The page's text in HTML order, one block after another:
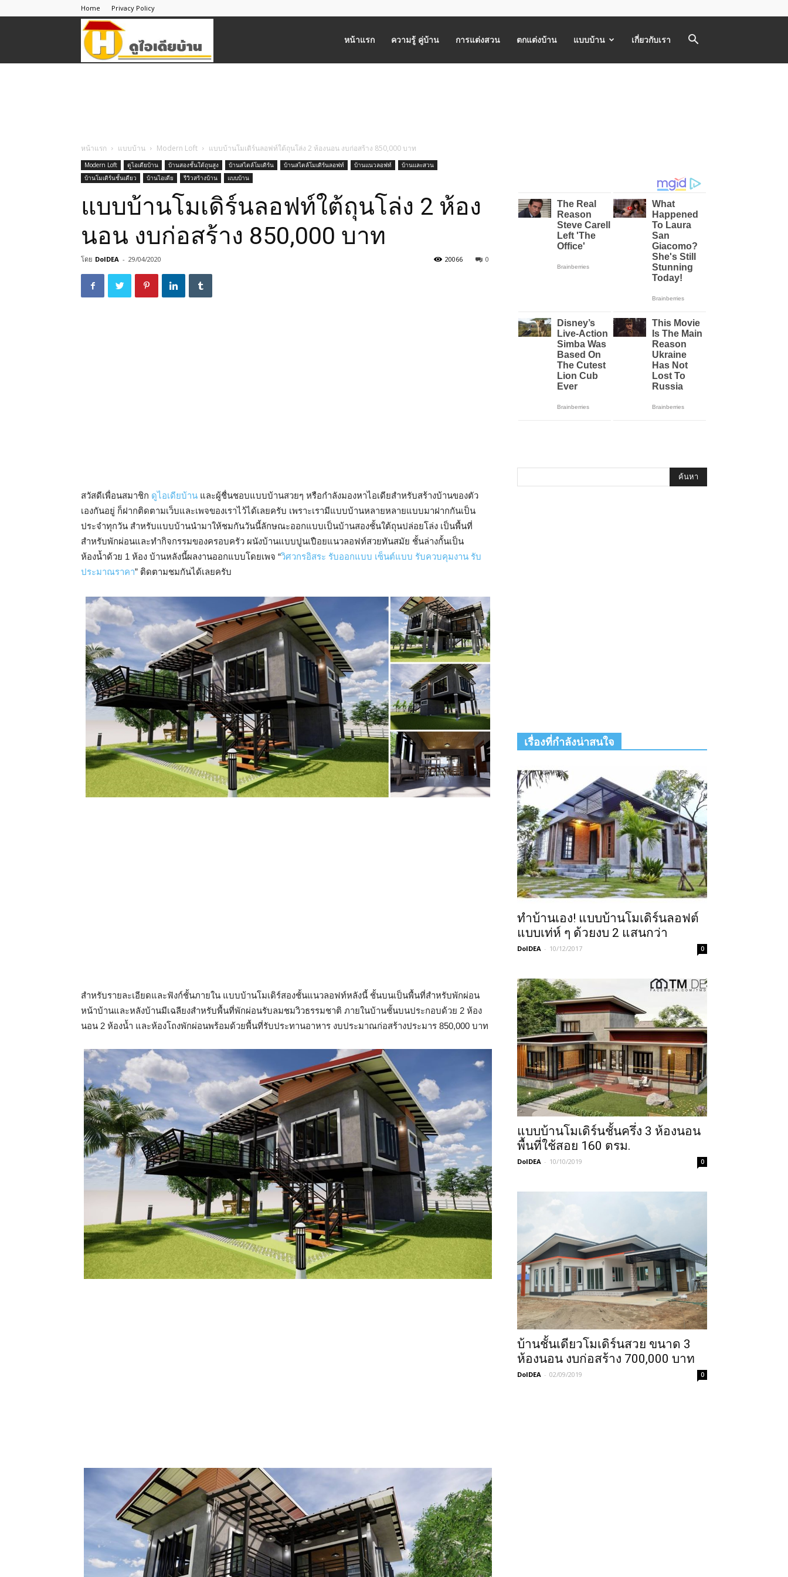
Home Privacy Policy
บ้าน
หน้าแรก ความรู้ คู่บ้าน การแต่งสวน ตกแต่งบ้าน แบบบ้าน เกี่ยวกับเรา
หน้าแรก แบบบ้าน Modern Loft แบบบ้านโมเดิร์นลอฟท์ใต้ถุนโล่ง 2 ห้องนอน งบก่อสร้าง 850,000 บาท
Modern Loft ดูไอเดียบ้าน บ้านสองชั้นใต้ถุนสูง บ้านสไตล์โมเดิร์น บ้านสไตล์โมเดิร์นลอฟท์ บ้านแนวลอฟท์
บ้านและสวน
บ้านโมเดิร์นชั้นเดียว
บ้านไอเดีย รีวิวสร้างบ้าน แบบบ้าน
แบบบ้านโมเดิร์นลอฟท์ใต้ถุนโล่ง 2 ห้อง
นอน งบก่อสร้าง 850,000 บาท
โดย DoIDEA - 29/04/2020 0
20066
สวัสดีเพื่อนสมาชิก ดูไอเดียบ้าน และผู้ชื่นชอบแบบบ้านสวยๆ หรือกำลังมองหาไอเดียสำหรับสร้างบ้านของตัว
เองกันอยู่ ก็ฝากติดตามเว็บและเพจของเราไว้ได้เลยครับ เพราะเรามีแบบบ้านหลายหลายแบบมาฝากกันเป็น
ประจำทุกวัน สำหรับแบบบ้านนำมาให้ชมกันวันนี้ลักษณะออกแบบเป็นบ้านสองชั้นใต้ถุนปล่อยโล่ง เป็นพื้นที่
สำหรับพักผ่อนและทำกิจกรรมของครอบครัว ผนังบ้านแบบปูนเปือยแนวลอฟท์สวยทันสมัย ชั้นล่างกั้นเป็น
ห้องน้ำด้วย 1 ห้อง บ้านหลังนี้ผลงานออกแบบโดยเพจ “วิศวกรอิสระ รับออกแบบ เซ็นต์แบบ รับควบคุมงาน รับ
ประมาณราคา” ติดตามชมกันได้เลยครับ
สำหรับรายละเอียดและฟังก์ชั้นภายใน แบบบ้านโมเดิร์สองชั้นแนวลอฟท์หลังนี้ ชั้นบนเป็นพื้นที่สำหรับพักผ่อน
หน้าบ้านและหลังบ้านมีเฉลียงสำหรับพื้นที่พักผ่อนรับลมชมวิวธรรมชาติ ภายในบ้านชั้นบนประกอบด้วย 2 ห้อง
นอน 2 ห้องน้ำ และห้องโถงพักผ่อนพร้อมด้วยพื้นที่รับประทานอาหาร งบประมาณก่อสร้างประมาร 850,000 บาท
เรื่องที่กำลังน่าสนใจ
ทำบ้านเอง! แบบบ้านโมเดิร์นลอฟต์
แบบเท่ห์ ๆ ด้วยงบ 2 แสนกว่า
DoIDEA - 10/12/2017 0
แบบบ้านโมเดิร์นชั้นครึ่ง 3 ห้องนอน
พื้นที่ใช้สอย 160 ตรม.
DoIDEA - 10/10/2019 0
บ้านชั้นเดียวโมเดิร์นสวย ขนาด 3
ห้องนอน งบก่อสร้าง 700,000 บาท
DoIDEA - 02/09/2019 0